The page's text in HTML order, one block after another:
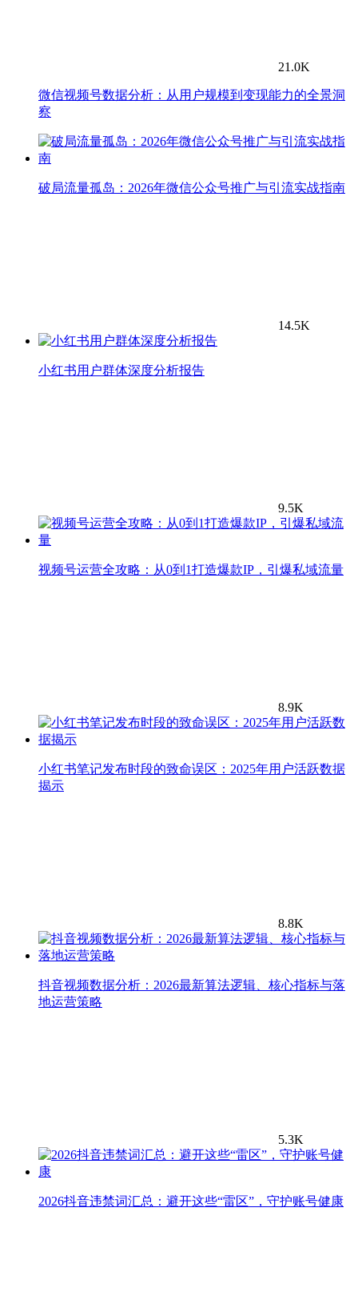
21.0K
微信视频号数据分析：从用户规模到变现能力的全景洞
察
破局流量孤岛：2026年微信公众号推广与引流实战指南
14.5K
小红书用户群体深度分析报告
9.5K
视频号运营全攻略：从0到1打造爆款IP，引爆私域流量
8.9K
小红书笔记发布时段的致命误区：2025年用户活跃数据
揭示
8.8K
抖音视频数据分析：2026最新算法逻辑、核心指标与落
地运营策略
5.3K
2026抖音违禁词汇总：避开这些“雷区”，守护账号健康